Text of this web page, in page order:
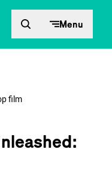
Menu
film